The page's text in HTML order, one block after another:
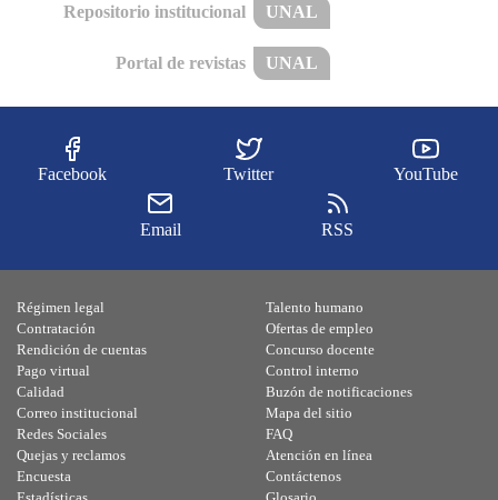
Repositorio institucional UNAL
Portal de revistas UNAL
Facebook Twitter YouTube
Email RSS
Régimen legal
Contratación
Rendición de cuentas
Pago virtual
Calidad
Talento humano
Ofertas de empleo
Concurso docente
Control interno
Buzón de notificaciones
Correo institucional
Redes Sociales
Quejas y reclamos
Encuesta
Mapa del sitio
FAQ
Atención en línea
Contáctenos